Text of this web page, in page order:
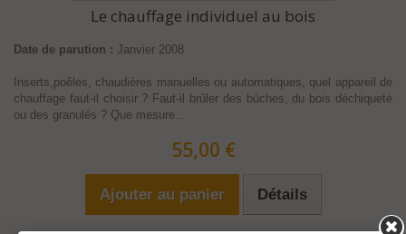
Le chauffage individuel au bois
Date de parution : Janvier 2008
Inserts,poêles, chaudières manuelles ou automatiques, quel appareil de
chauffage faut-il choisir ? Faut-il brûler des bûches, du bois déchiqueté
ou des granulés ? Que mesure...
55,00 €
Ajouter au panier Détails